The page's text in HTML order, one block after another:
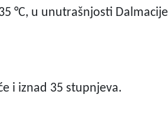
°C, u unutrašnjosti
i iznad 35 stupnjeva.